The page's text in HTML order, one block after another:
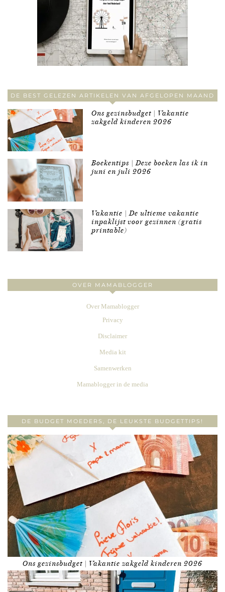
DE BEST GELEZEN ARTIKELEN VAN AFGELOPEN MAAND
Ons gezinsbudget | Vakantie
zakgeld kinderen 2026
Boekentips | Deze boeken las ik in
juni en juli 2026
Vakantie | De ultieme vakantie
inpaklijst voor gezinnen (gratis
printable)
OVER MAMABLOGGER
Over Mamablogger
Privacy
Disclaimer
Media kit
Samenwerken
Mamablogger in de media
DE BUDGET MOEDERS, DE LEUKSTE BUDGETTIPS!
Ons gezinsbudget | Vakantie zakgeld kinderen 2026